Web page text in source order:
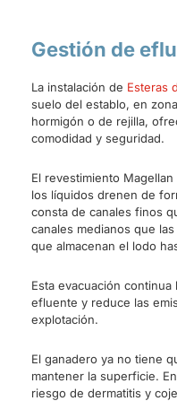
Gestión de
La instalación de Esteras
suelo del establo, en
hormigón o de rejilla,
comodidad y seguridad.
El revestimiento
los líquidos drenen de
consta de canales finos
canales medianos que
que almacenan el lodo
Esta evacuación
efluente y reduce las
explotación.
El ganadero ya no tiene
mantener la superficie.
riesgo de dermatitis y